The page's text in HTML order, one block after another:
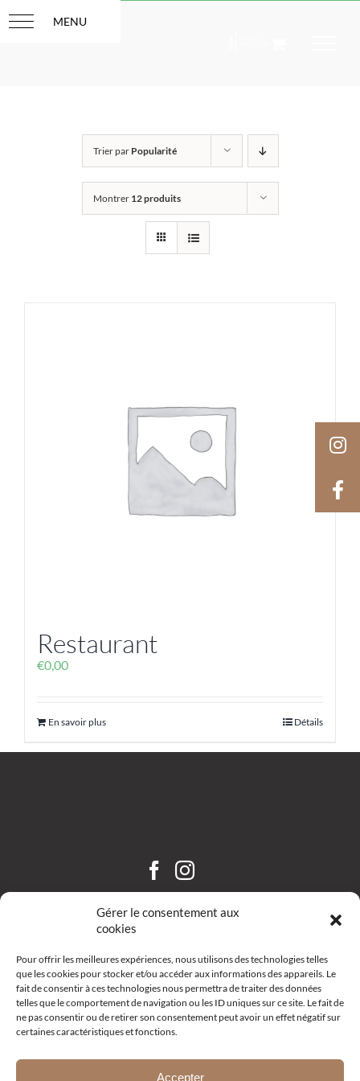
Gérer le consentement aux
cookies
Pour offrir les meilleures expériences, nous utilisons des technologies telles
que les cookies pour stocker et/ou accéder aux informations des appareils. Le
fait de consentir à ces technologies nous permettra de traiter des données
telles que le comportement de navigation ou les ID uniques sur ce site. Le fait de
ne pas consentir ou de retirer son consentement peut avoir un effet négatif sur
certaines caractéristiques et fonctions.
Accepter
au
Trier par Popularité
Montrer 12 produits
Restaurant
€0,00
En savoir plus Détails
13111 Coudoux
+33 (0)4 42 52 10 68